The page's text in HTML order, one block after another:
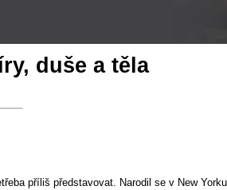
duše a těla
příliš představovat. Narodil se v New